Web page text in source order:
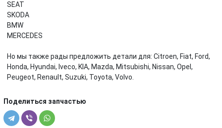
SEAT
SKODA
BMW
MERCEDES
Но мы также рады предложить детали для: Citroen, Fiat, Ford,
Honda, Hyundai, Iveco, KIA, Mazda, Mitsubishi, Nissan, Opel,
Peugeot, Renault, Suzuki, Toyota, Volvo.
Поделиться запчастью